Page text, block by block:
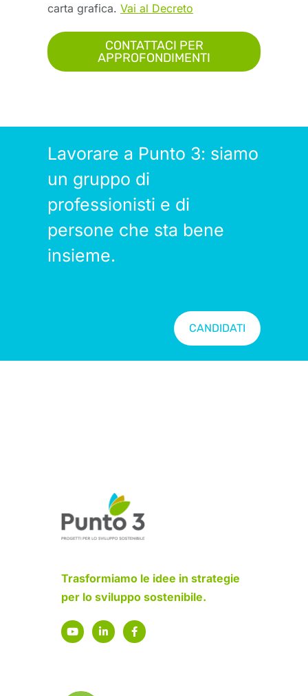
carta grafica. Vai al Decreto
CONTATTACI PER
APPROFONDIMENTI
Lavorare a Punto 3: siamo
un gruppo di
professionisti e di
persone che sta bene
insieme.
CANDIDATI
Trasformiamo le idee in strategie
per lo sviluppo sostenibile.